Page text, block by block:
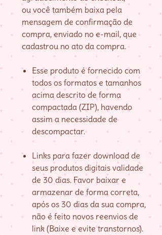
ou você também baixa pela
mensagem de confirmação de
compra, enviado no e-mail, que
cadastrou no ato da compra.
Esse produto é fornecido com
todos os formatos e tamanhos
acima descrito de forma
compactada (ZIP), havendo
assim a necessidade de
descompactar.
Links para fazer download de
seus produtos digitais validade
de 30 dias. Favor baixar e
armazenar de forma correta,
após os 30 dias da sua compra,
não é feito novos reenvios de
link (Baixe e evite transtornos).